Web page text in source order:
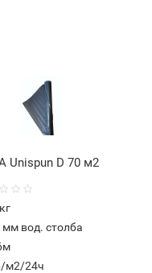
D 70 м2
кг
мм вод. столба
м2/24ч